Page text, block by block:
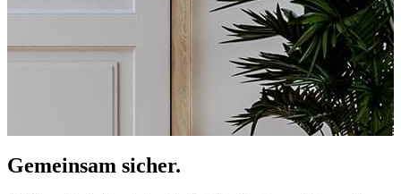
Gemeinsam sicher.